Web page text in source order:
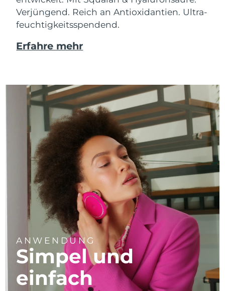
Verjüngend. Reich an Antioxidantien. Ultra-
feuchtigkeitsspendend.
Erfahre mehr
ANWENDUNG
Simpel und
einfach